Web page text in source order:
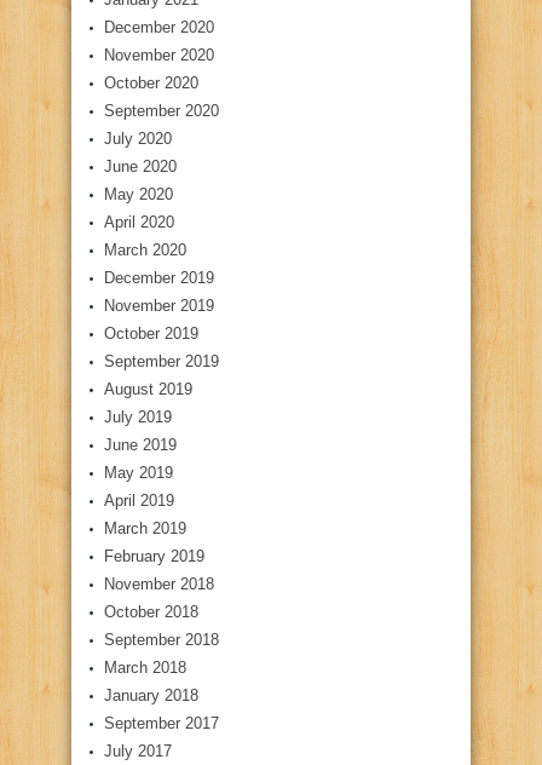
December 2020
November 2020
October 2020
September 2020
July 2020
June 2020
May 2020
April 2020
March 2020
December 2019
November 2019
October 2019
September 2019
August 2019
July 2019
June 2019
May 2019
April 2019
March 2019
February 2019
November 2018
October 2018
September 2018
March 2018
January 2018
September 2017
July 2017